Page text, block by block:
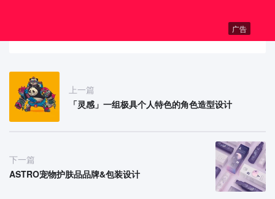
广告
上一篇
「灵感」一组极具个人特色的角色造型设计
下一篇
ASTRO宠物护肤品品牌&包装设计